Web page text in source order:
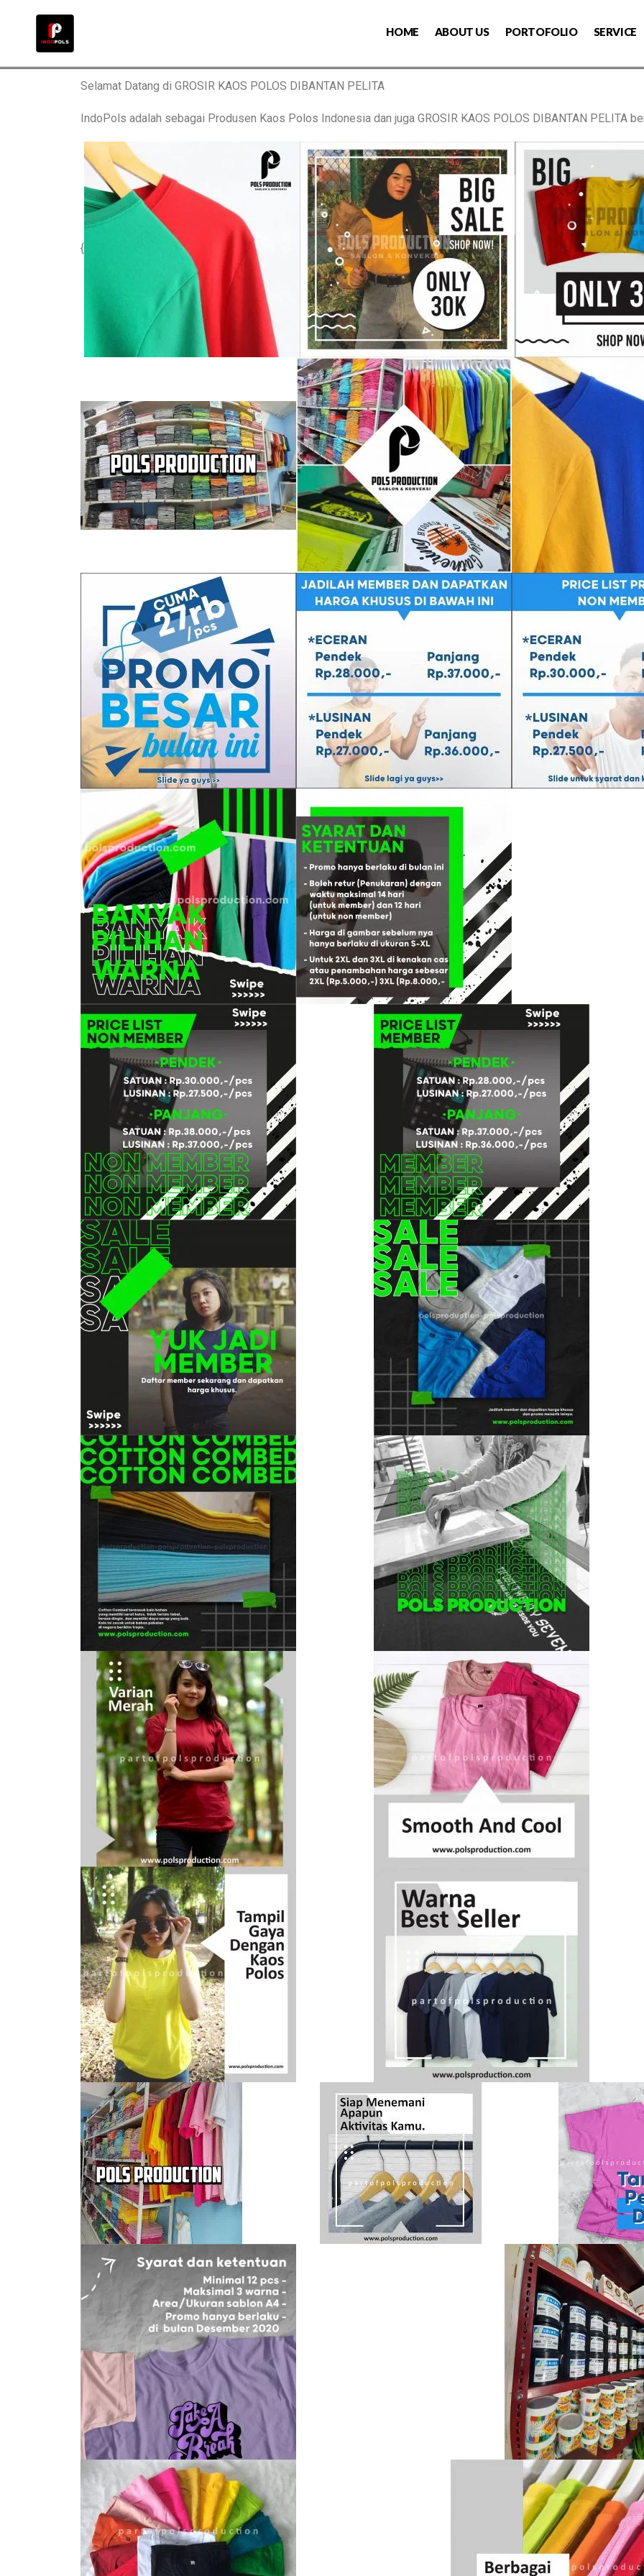
HOME ABOUT US PORTOFOLIO SERVICE
Selamat Datang di GROSIR KAOS POLOS DIBANTAN PELITA
IndoPols adalah sebagai Produsen Kaos Polos Indonesia dan juga GROSIR KAOS POLOS DIBANTAN PELITA
{